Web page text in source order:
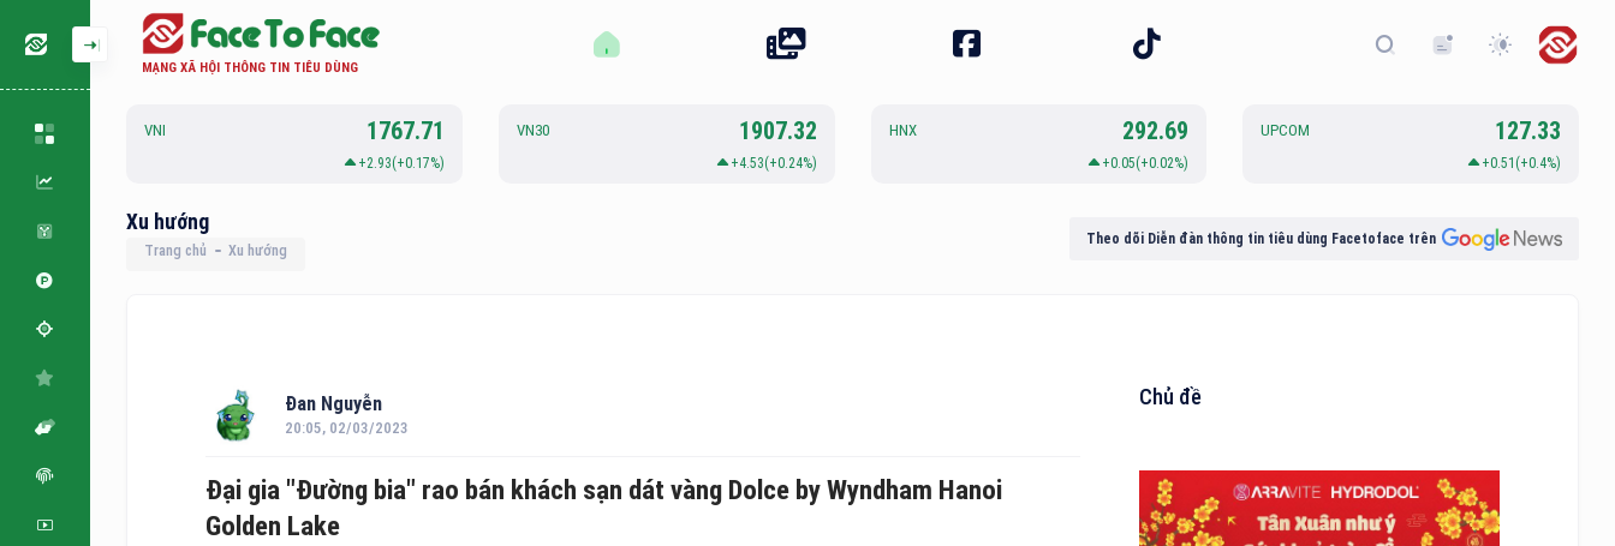
MẠNG XÃ HỘI THÔNG TIN TIÊU DÙNG
127.33 VNI 1767.71
+2.93(+0.17%)
VN30 1907.32
+4.53(+0.24%)
HNX 292.69
+0.05(+0.02%)
UPCOM 127.33
+0.51(+0.4%)
Xu hướng
Trang chủ Xu hướng
Theo dõi Diễn đàn thông tin tiêu dùng Facetoface trên
Đan Nguyễn
20:05, 02/03/2023
Đại gia "Đường bia" rao bán khách sạn dát vàng Dolce by Wyndham Hanoi
Golden Lake
Chủ đề